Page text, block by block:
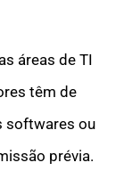
áreas de TI
têm de
softwares ou
prévia.